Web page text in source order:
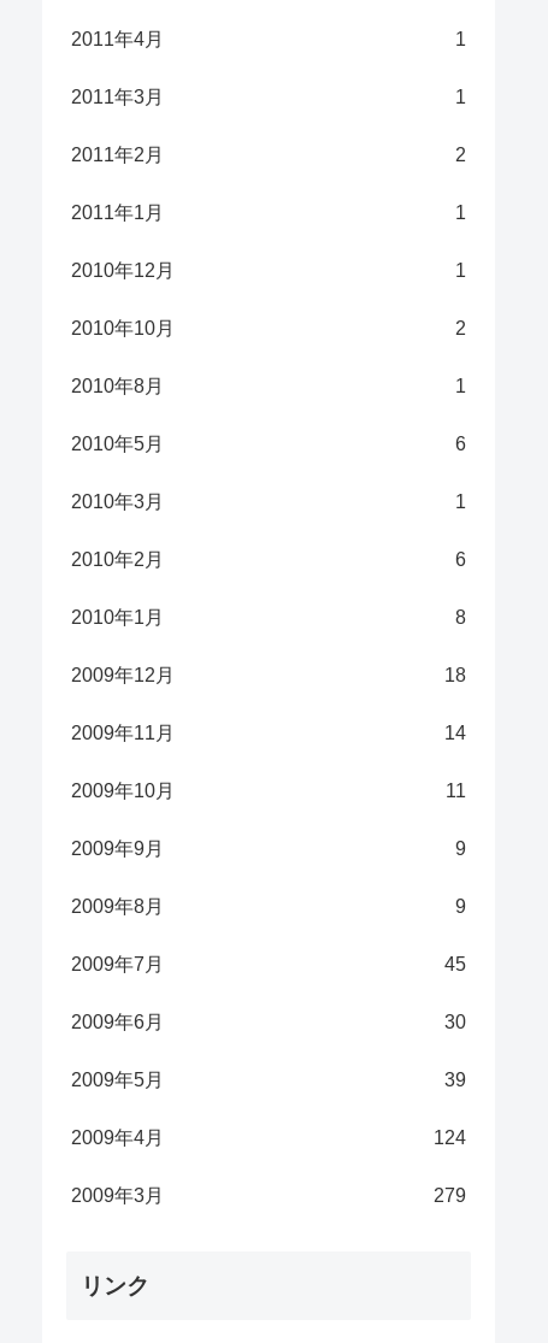
2011年4月 1
2011年3月 1
2011年2月 2
2011年1月 1
2010年12月 1
2010年10月 2
2010年8月 1
2010年5月 6
2010年3月 1
2010年2月 6
2010年1月 8
2009年12月 18
2009年11月 14
2009年10月 11
2009年9月 9
2009年8月 9
2009年7月 45
2009年6月 30
2009年5月 39
2009年4月 124
2009年3月 279
リンク